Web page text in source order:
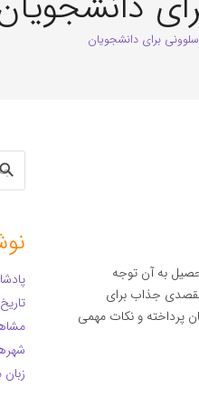
برای دانشجویان
به آن توجه
مقصدی جذاب برای
پرداخته و نکات مهمی
برای: